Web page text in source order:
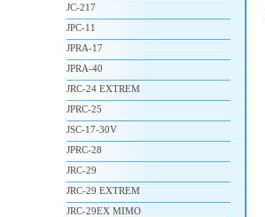
JC-217
JPC-11
JPRA-17
JPRA-40
JRC-24 EXTREM
JPRC-25
JSC-17-30V
JPRC-28
JRC-29
JRC-29 EXTREM
JRC-29EX MIMO